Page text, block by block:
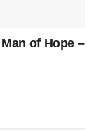
of Hope –